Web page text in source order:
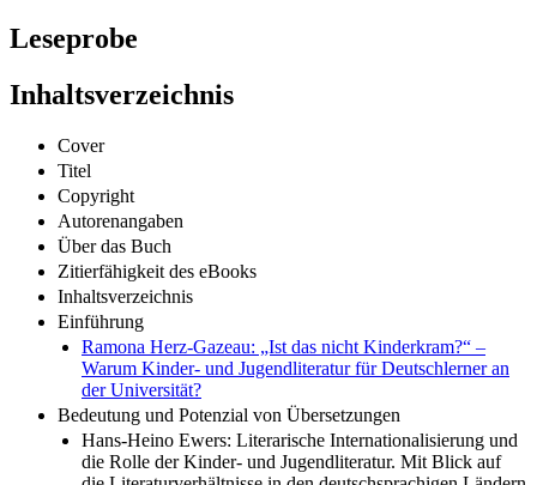
Leseprobe
Inhaltsverzeichnis
Cover
Titel
Copyright
Autorenangaben
Über das Buch
Zitierfähigkeit des eBooks
Inhaltsverzeichnis
Einführung
Ramona Herz-Gazeau: „Ist das nicht Kinderkram?“ –
Warum Kinder- und Jugendliteratur für Deutschlerner an
der Universität?
Bedeutung und Potenzial von Übersetzungen
Hans-Heino Ewers: Literarische Internationalisierung und
die Rolle der Kinder- und Jugendliteratur. Mit Blick auf